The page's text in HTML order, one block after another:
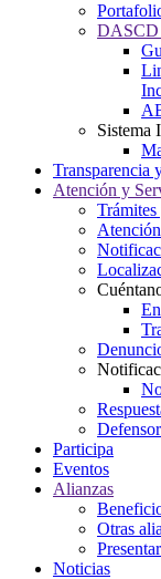
DASCD
Sistema
Transparencia
Atención y
Participa
Eventos
Alianzas
Otras
Noticias